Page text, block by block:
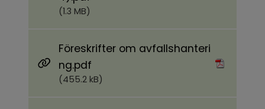
(1.3 MB)
Föreskrifter om avfallshanteri
ng.pdf
(455.2 kB)